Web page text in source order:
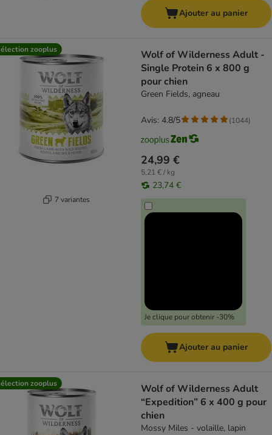
Ajouter au panier
zooplus
7 variantes
Wolf of Wilderness Adult -
Single Protein 6 x 800 g
pour chien
Green Fields, agneau
24,99 €
5,21 € / kg
23,74 €
Je clique pour obtenir -30%
Avis: 4.8/5 (1044)
Ajouter au panier
zooplus
Wolf of Wilderness Adult
“Expedition” 6 x 400 g pour
chien
Mossy Miles - volaille, lapin